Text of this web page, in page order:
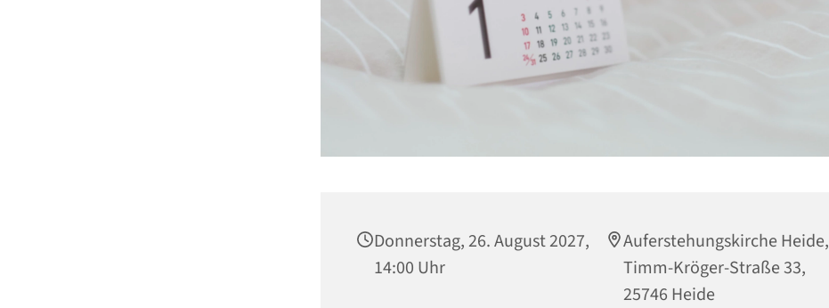
Donnerstag, 26. August 2027,
14:00 Uhr
Auferstehungskirche Heide,
Timm-Kröger-Straße 33,
25746 Heide